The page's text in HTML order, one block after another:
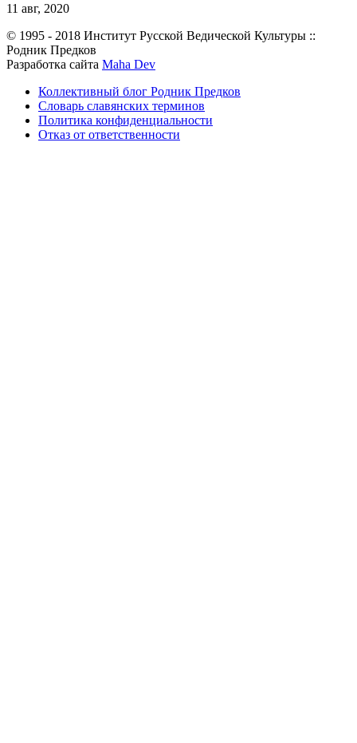
11 авг, 2020
© 1995 - 2018 Институт Русской Ведической Культуры ::
Родник Предков
Разработка сайта Maha Dev
Коллективный блог Родник Предков
Словарь славянских терминов
Политика конфиденциальности
Отказ от ответственности